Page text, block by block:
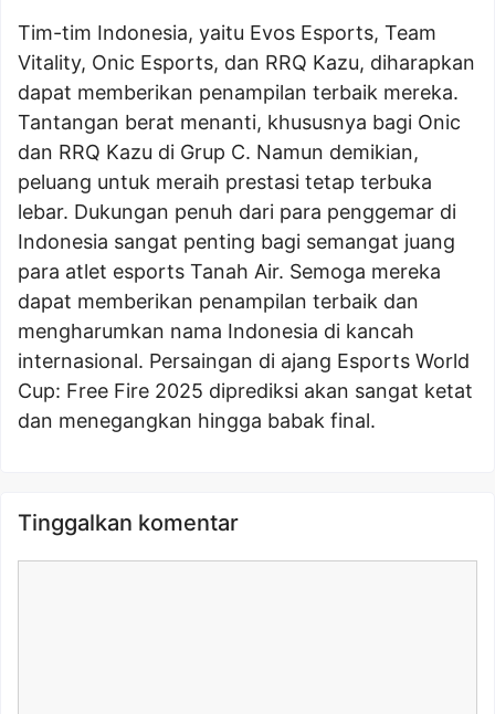
Tim-tim Indonesia, yaitu Evos Esports, Team
Vitality, Onic Esports, dan RRQ Kazu, diharapkan
dapat memberikan penampilan terbaik mereka.
Tantangan berat menanti, khususnya bagi Onic
dan RRQ Kazu di Grup C. Namun demikian,
peluang untuk meraih prestasi tetap terbuka
lebar. Dukungan penuh dari para penggemar di
Indonesia sangat penting bagi semangat juang
para atlet esports Tanah Air. Semoga mereka
dapat memberikan penampilan terbaik dan
mengharumkan nama Indonesia di kancah
internasional. Persaingan di ajang Esports World
Cup: Free Fire 2025 diprediksi akan sangat ketat
dan menegangkan hingga babak final.
Tinggalkan komentar